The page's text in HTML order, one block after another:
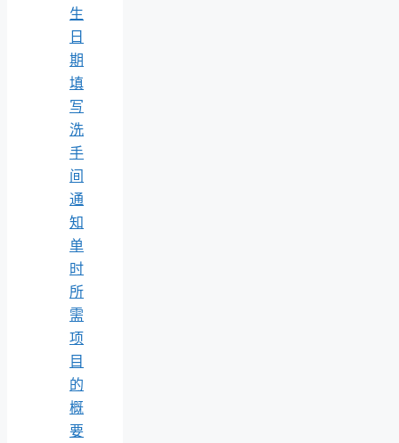
生
日
期
填
写
洗
手
间
通
知
单
时
所
需
项
目
的
概
要